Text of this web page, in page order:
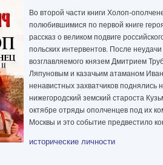
Во второй части книги Холоп-
полюбившимися по первой книге
рассказ о великом подвиге
польских интервентов. После
возглавляемого князем Дмитрием
Ляпуновым и казачьим атаманом
ненавистных захватчиков поднялись
нижегородский земский староста
октябре отряды ополченцев под их
Москвы и это событие предвестило
исторические личности